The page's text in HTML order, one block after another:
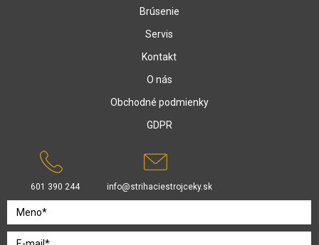
Brúsenie
Servis
Kontakt
O nás
Obchodné podmienky
GDPR
601 390 244 info@strihaciestrojceky.sk